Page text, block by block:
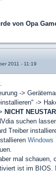
von Opa
2011 - 11:19
->
->
NICHT
suchen
Treiber
Windows
mal schauen,
ist im BIOS.